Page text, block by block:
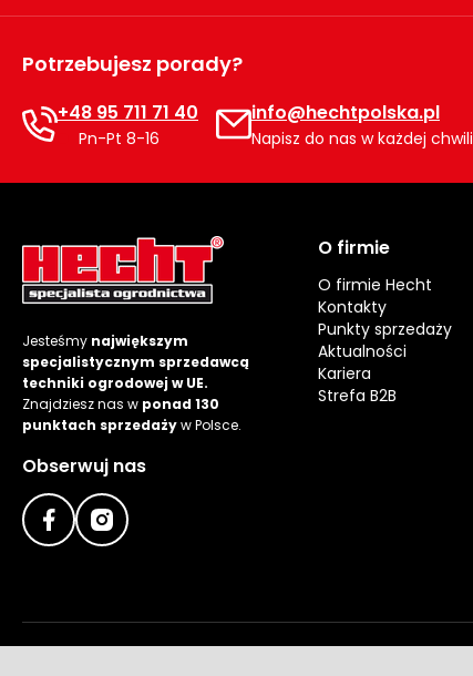
Potrzebujesz porady?
+48 95 711 71 40
Pn-Pt 8-16
info@hechtpolska.pl
Napisz do nas w każdej chwili
Jesteśmy największym
specjalistycznym sprzedawcą
techniki ogrodowej w UE.
Znajdziesz nas w ponad 130
punktach sprzedażyw Polsce.
Obserwuj nas
O firmie
O firmie Hecht
Kontakty
Punkty sprzedaży
Aktualności
Kariera
Strefa B2B